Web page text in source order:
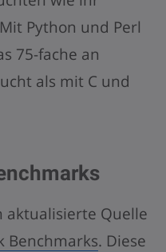
Python und Perl
75-fache an
als mit C und
aktualisierte Quelle
Benchmarks. Diese